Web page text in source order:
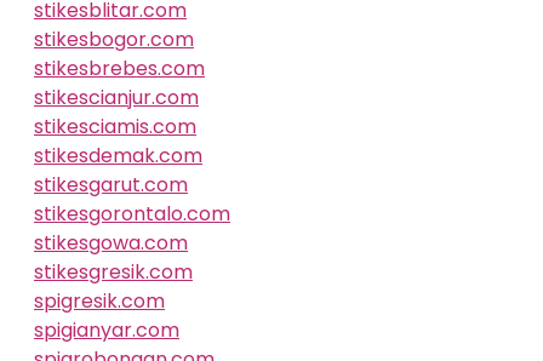
stikesblitar.com
stikesbogor.com
stikesbrebes.com
stikescianjur.com
stikesciamis.com
stikesdemak.com
stikesgarut.com
stikesgorontalo.com
stikesgowa.com
stikesgresik.com
spigresik.com
spigianyar.com